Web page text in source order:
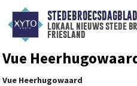
lokaal nieuws stede
friesland
Vue
Vue Heerhugowaard